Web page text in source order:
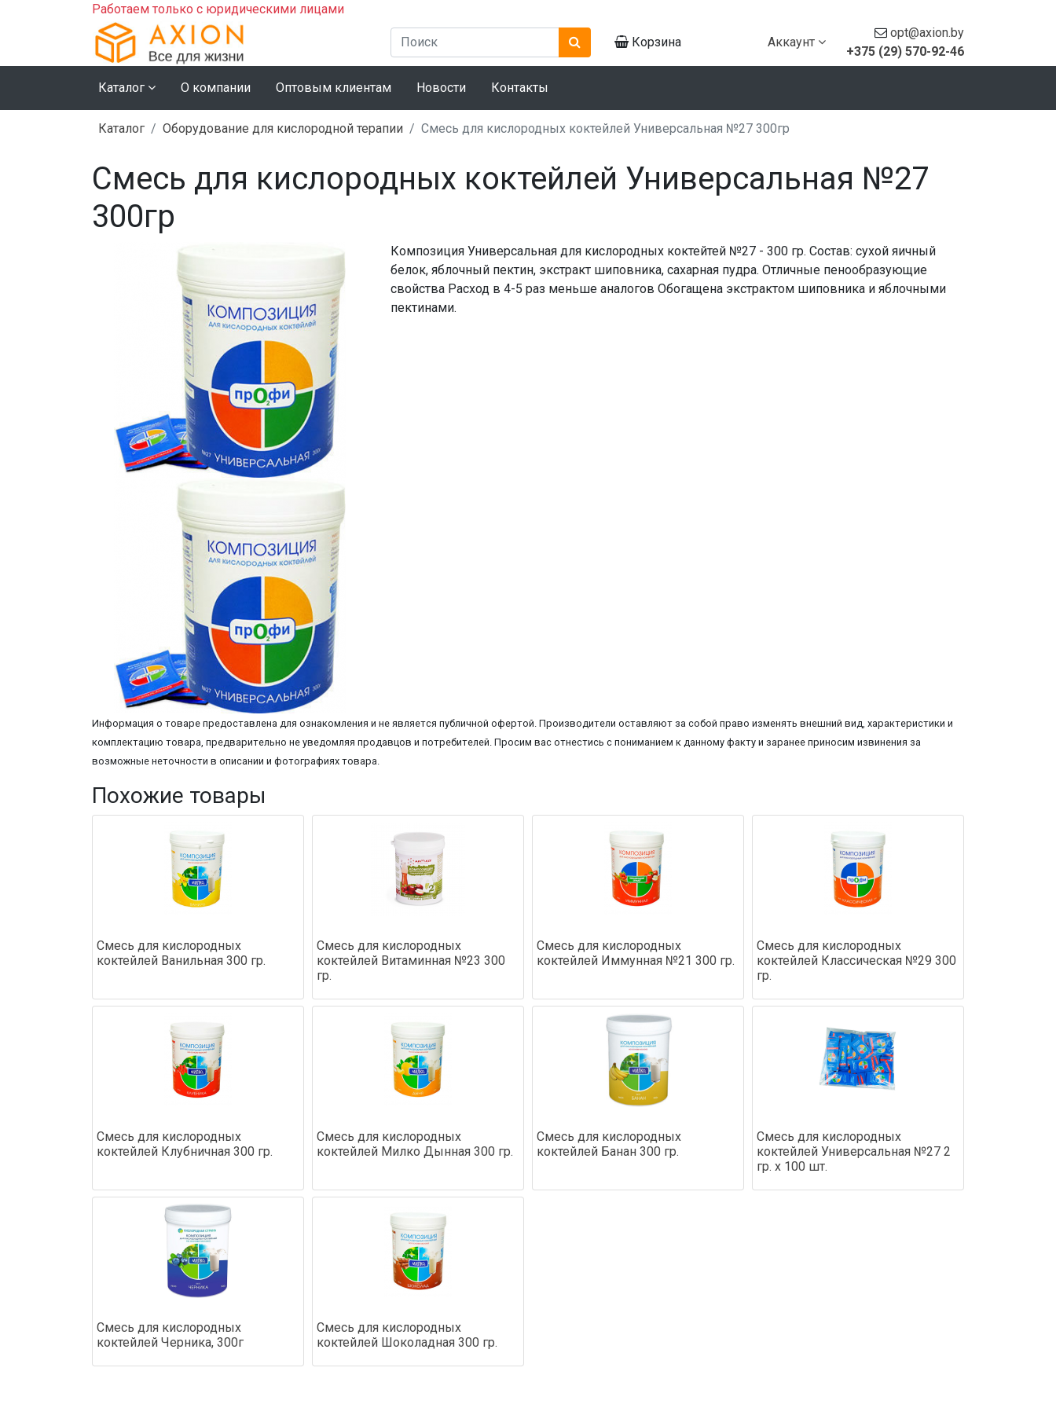
Работаем только с юридическими лицами
Корзина Аккаунт
opt@axion.by
+375 (29) 570-92-46
Каталог О компании Оптовым клиентам Новости Контакты
Каталог Оборудование для кислородной терапии Смесь для кислородных коктейлей Универсальная №27 300гр
Смесь для кислородных коктейлей Универсальная №27
300гр
Композиция Универсальная для кислородных коктейтей №27 - 300 гр. Состав: сухой яичный
белок, яблочный пектин, экстракт шиповника, сахарная пудра. Отличные пенообразующие
свойства Расход в 4-5 раз меньше аналогов Обогащена экстрактом шиповника и яблочными
пектинами.
Информация о товаре предоставлена для ознакомления и не является публичной офертой. Производители оставляют за собой право изменять внешний вид, характеристики и
комплектацию товара, предварительно не уведомляя продавцов и потребителей. Просим вас отнестись с пониманием к данному факту и заранее приносим извинения за
возможные неточности в описании и фотографиях товара.
Похожие товары
Смесь для кислородных
коктейлей Ванильная 300 гр.
Смесь для кислородных
коктейлей Витаминная №23 300
гр.
Смесь для кислородных
коктейлей Иммунная №21 300 гр.
Смесь для кислородных
коктейлей Классическая №29 300
гр.
Смесь для кислородных
коктейлей Клубничная 300 гр.
Смесь для кислородных
коктейлей Милко Дынная 300 гр.
Смесь для кислородных
коктейлей Банан 300 гр.
Смесь для кислородных
коктейлей Универсальная №27 2
гр. х 100 шт.
Смесь для кислородных
коктейлей Черника, 300г
Смесь для кислородных
коктейлей Шоколадная 300 гр.